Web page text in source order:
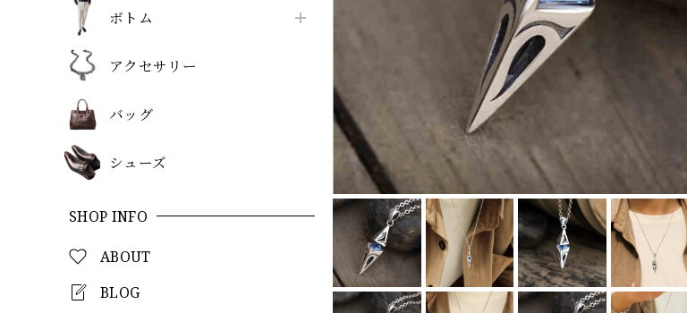
ボトム
アクセサリー
バッグ
シューズ
SHOP INFO
ABOUT
BLOG